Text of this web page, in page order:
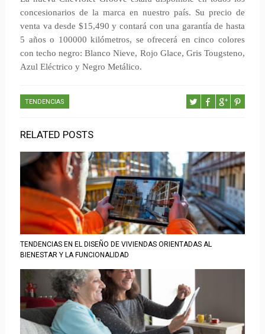
concesionarios de la marca en nuestro país. Su precio de
venta va desde $15,490 y contará con una garantía de hasta
5 años o 100000 kilómetros, se ofrecerá en cinco colores
con techo negro: Blanco Nieve, Rojo Glace, Gris Tougsteno,
Azul Eléctrico y Negro Metálico.
TENDENCIAS
RELATED POSTS
TENDENCIAS EN EL DISEÑO DE VIVIENDAS ORIENTADAS AL
BIENESTAR Y LA FUNCIONALIDAD